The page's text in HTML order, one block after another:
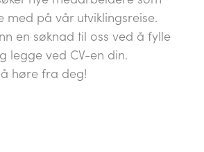
med på vår utviklingsreise.
en søknad til oss ved å fylle
legge ved CV-en din.
høre fra deg!